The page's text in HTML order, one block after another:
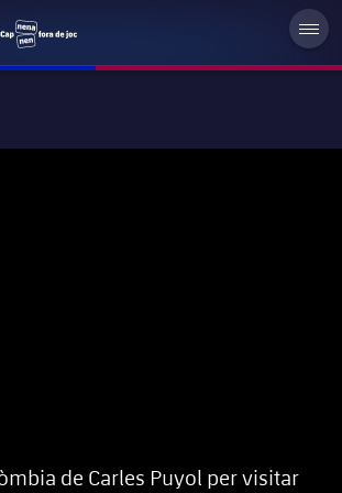
de Carles Puyol per visitar